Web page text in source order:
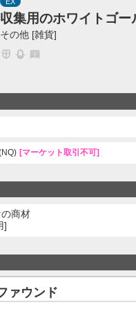
収集用のホワイトゴー
その他 [雑貨]
[マーケット取引不可]
商材
]
ァウンド